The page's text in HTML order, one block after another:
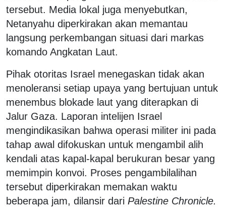
tersebut. Media lokal juga menyebutkan,
Netanyahu diperkirakan akan memantau
langsung perkembangan situasi dari markas
komando Angkatan Laut.
Pihak otoritas Israel menegaskan tidak akan
menoleransi setiap upaya yang bertujuan untuk
menembus blokade laut yang diterapkan di
Jalur Gaza. Laporan intelijen Israel
mengindikasikan bahwa operasi militer ini pada
tahap awal difokuskan untuk mengambil alih
kendali atas kapal-kapal berukuran besar yang
memimpin konvoi. Proses pengambilalihan
tersebut diperkirakan memakan waktu
beberapa jam, dilansir dari Palestine Chronicle.